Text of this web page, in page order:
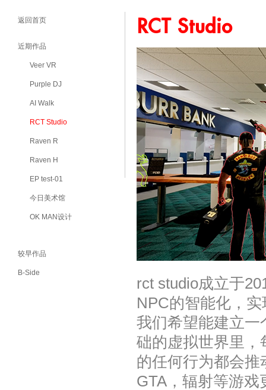
返回首页
近期作品
Veer VR
Purple DJ
AI Walk
RCT Studio
Raven R
Raven H
EP test-01
今日美术馆
OK MAN设计
较早作品
B-Side
rct studio成立于
NPC的智能化，
我们希望能建立一
础的虚拟世界里，
的任何行为都会
GTA，辐射等游
RCT Studio